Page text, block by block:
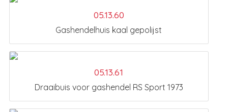
05.13.60
Gashendelhuis kaal gepolijst
05.13.61
Draaibuis voor gashendel RS Sport 1973